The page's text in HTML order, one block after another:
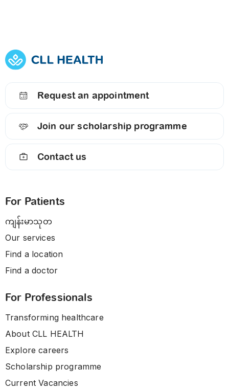
Request an appointment
Join our scholarship programme
Contact us
For Patients
ကျန်းမာသုတ
Our services
Find a location
Find a doctor
For Professionals
Transforming healthcare
About CLL HEALTH
Explore careers
Scholarship programme
Current Vacancies